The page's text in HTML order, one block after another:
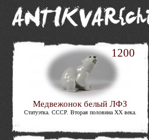
1200
Медвежонок белый ЛФЗ
Статуэтка. СССР. Вторая половина XX века.